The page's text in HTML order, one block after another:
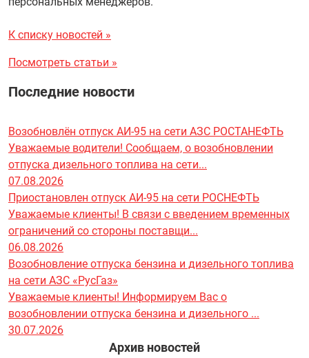
К списку новостей »
Посмотреть статьи »
Последние новости
Возобновлён отпуск АИ-95 на сети АЗС РОСТАНЕФТЬ
Уважаемые водители! Сообщаем, о возобновлении
отпуска дизельного топлива на сети...
07.08.2026
Приостановлен отпуск АИ-95 на сети РОСНЕФТЬ
Уважаемые клиенты! В связи с введением временных
ограничений со стороны поставщи...
06.08.2026
Возобновление отпуска бензина и дизельного топлива
на сети АЗС «РусГаз»
Уважаемые клиенты! Информируем Вас о
возобновлении отпуска бензина и дизельного ...
30.07.2026
Архив новостей